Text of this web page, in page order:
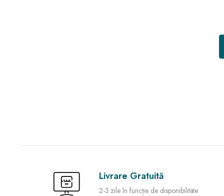
Livrare Gratuită
2-3 zile în funcție de disponibilitate